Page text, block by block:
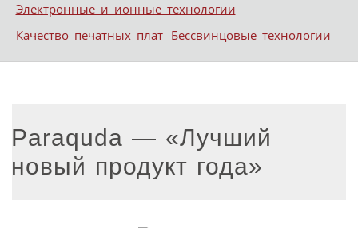
Электронные и ионные технологии
Качество печатных плат Бессвинцовые технологии
Paraquda — «Лучший
новый продукт года»